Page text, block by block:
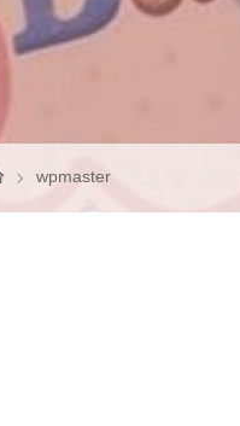
wpmaster